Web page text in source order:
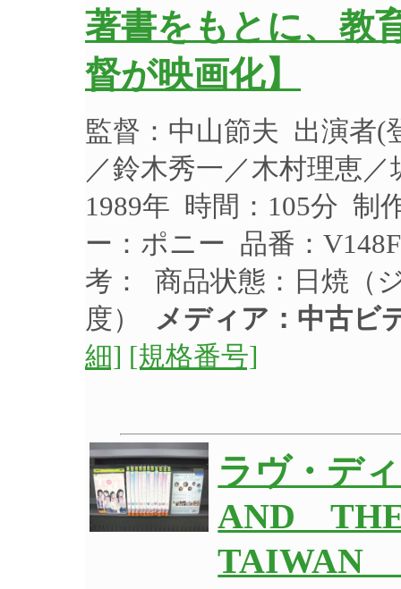
著書をもとに、教
督が映画化】
監督：中山節夫 出演者(
／鈴木秀一／木村理恵
1989年 時間：105分 制
ー：ポニー 品番：
考： 商品状態：日焼（
度）
メディア：中古ビ
細] [規格番号]
ラヴ・デ
AND
TAIWAN